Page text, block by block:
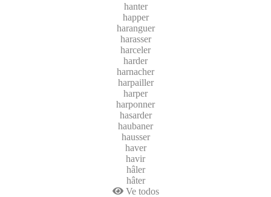
hanter
happer
haranguer
harasser
harceler
harder
harnacher
harpailler
harper
harponner
hasarder
haubaner
hausser
haver
havir
hâler
hâter
Ve todos